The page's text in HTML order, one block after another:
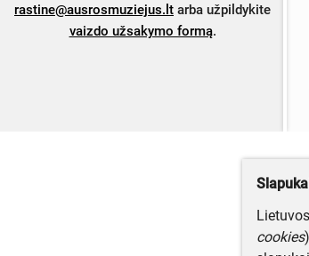
rastine@ausrosmuziejus.lt arba užpildykite
vaizdo užsakymo formą.
cookies